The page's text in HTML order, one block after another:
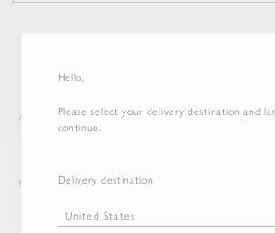
Hello,
Please select your delivery destination and
continue.
Delivery destination
AURALEE ITEM
Newsletter